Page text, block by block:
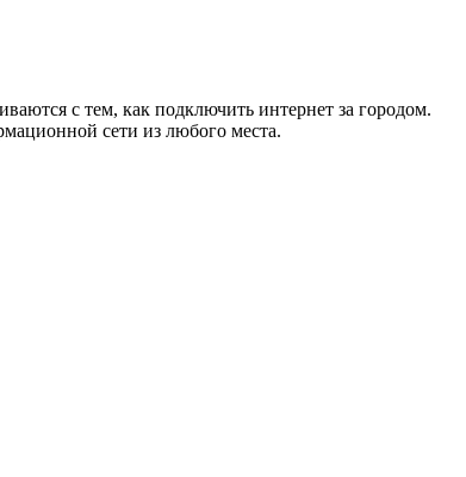
с тем, как подключить интернет за городом.
сети из любого места.